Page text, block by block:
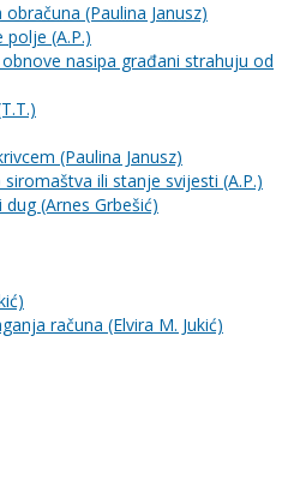
(Paulina Janusz)
(A.P.)
nasipa građani strahuju od
(Paulina Janusz)
ili stanje svijesti (A.P.)
(Arnes Grbešić)
računa (Elvira M. Jukić)